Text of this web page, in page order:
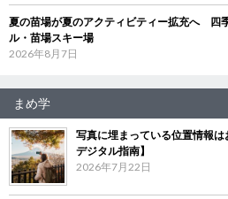
夏の苗場が夏のアクティビティー拡充へ 四
ル・苗場スキー場
2026年8月7日
まめ学
写真に埋まっている位置情報
デジタル指南】
2026年7月22日